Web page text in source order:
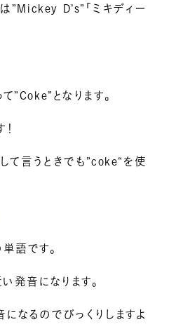
”Mickey D’s”「ミキディー
”Coke”となります。
て言うときでも”coke“を使
語です。
発音になります。
なるのでびっくりしますよ